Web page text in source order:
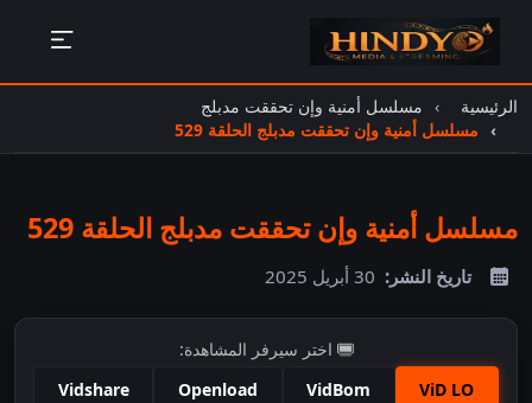
الرئيسية
مسلسل أمنية وإن تحققت مدبلج
مسلسل أمنية وإن تحققت مدبلج الحلقة 529
مسلسل أمنية وإن تحققت مدبلج الحلقة 529
تاريخ النشر: 30 أبريل 2025
اختر سيرفر المشاهدة:
ViD LO
VidBom
Openload
Vidshare